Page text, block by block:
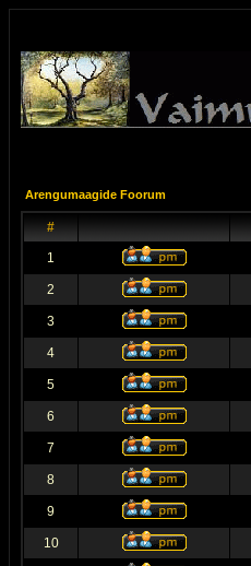
Arengumaagide Foorum
#
1
2
3
4
5
6
7
8
9
10